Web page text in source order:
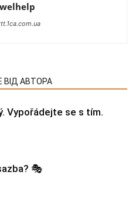
ВІД АВТОРА
Vypořádejte se s tím.
🎭